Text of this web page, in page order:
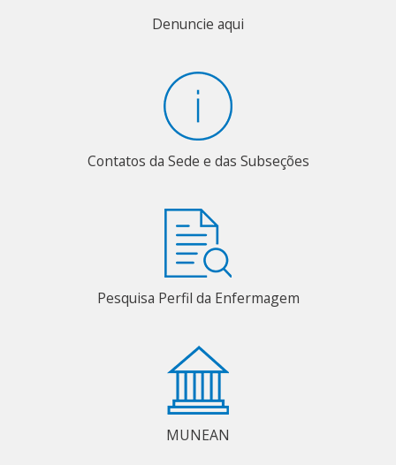
Denuncie aqui
Contatos da Sede e das Subseções
Pesquisa Perfil da Enfermagem
MUNEAN